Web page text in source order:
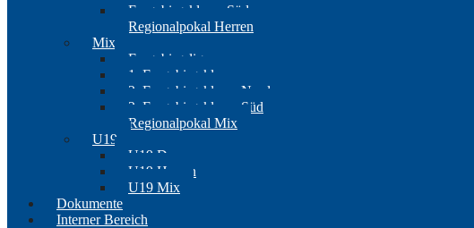
Erzgebirgsklasse Süd
Regionalpokal Herren
Mix
Erzgebirgsliga
1. Erzgebirgsklasse
2. Erzgebirgsklasse Nord
2. Erzgebirgsklasse Süd
Regionalpokal Mix
U19
U19 Damen
U19 Herren
U19 Mix
Dokumente
Interner Bereich